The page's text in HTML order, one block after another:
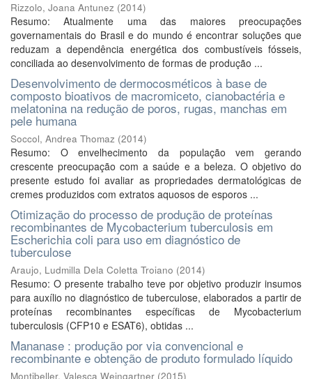
Rizzolo, Joana Antunez (2014)
Resumo: Atualmente uma das maiores preocupações
governamentais do Brasil e do mundo é encontrar soluções que
reduzam a dependência energética dos combustíveis fósseis,
conciliada ao desenvolvimento de formas de produção ...
Desenvolvimento de dermocosméticos à base de
composto bioativos de macromiceto, cianobactéria e
melatonina na redução de poros, rugas, manchas em
pele humana
Soccol, Andrea Thomaz (2014)
Resumo: O envelhecimento da população vem gerando
crescente preocupação com a saúde e a beleza. O objetivo do
presente estudo foi avaliar as propriedades dermatológicas de
cremes produzidos com extratos aquosos de esporos ...
Otimização do processo de produção de proteínas
recombinantes de Mycobacterium tuberculosis em
Escherichia coli para uso em diagnóstico de
tuberculose
Araujo, Ludmilla Dela Coletta Troiano (2014)
Resumo: O presente trabalho teve por objetivo produzir insumos
para auxílio no diagnóstico de tuberculose, elaborados a partir de
proteínas recombinantes específicas de Mycobacterium
tuberculosis (CFP10 e ESAT6), obtidas ...
Mananase : produção por via convencional e
recombinante e obtenção de produto formulado líquido
Montibeller, Valesca Weingartner (2015)